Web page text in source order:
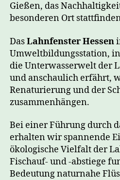
Gießen, das
besonderen Ort
DasLahnfenster Hessen
Umweltbildungsstation,
die Unterwasserwelt der
und anschaulich erfährt,
Renaturierung und der
zusammenhängen.
Bei einer Führung durch
erhalten wir spannende
ökologische Vielfalt der
Fischauf- und -abstiege
Bedeutung naturnahe